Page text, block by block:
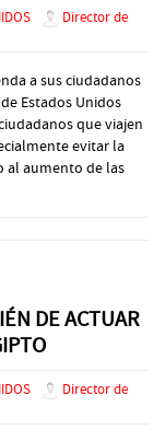
Director de
a sus ciudadanos
Estados Unidos
que viajen
evitar la
al aumento de las
DE ACTUAR
Director de